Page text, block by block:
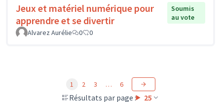
Jeux et matériel numérique pour
apprendre et se divertir
Soumis
au vote
Alvarez Aurélie
0 0
Résultats par page : 25
1 2 3 … 6